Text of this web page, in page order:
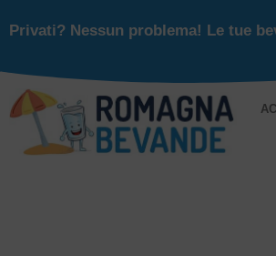
Privati? Nessun problema! Le tue